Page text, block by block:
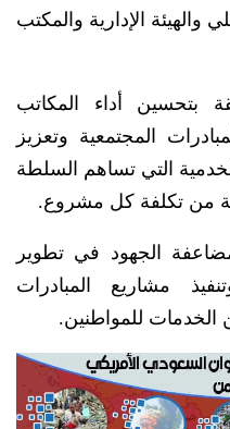
والهيئة الإدارية والمكتب
بتحسين أداء المكاتب
المجتمعية وتعزيز
التي تساهم السلطة
الجهود في تطوير
مشاريع المبادرات
الخدمات للمواطنين.